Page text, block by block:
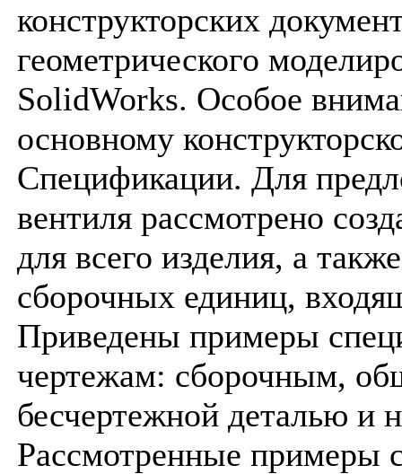
конструкторских
геометрического
SolidWorks. Особое
основному
Спецификации. Для
вентиля рассмотрено
для всего изделия, а
сборочных единиц,
Приведены примеры
чертежам: сборочным,
бесчертежной деталью
Рассмотренные примеры